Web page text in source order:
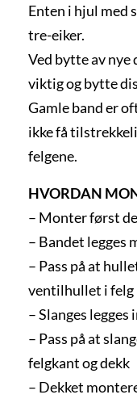
Enten i hjul med
tre-eiker.
Ved bytte av nye
viktig og bytte
Gamle band er
ikke få
felgene.
HVORDAN
– Monter først
– Bandet legges
– Pass på at
ventilhullet i felg
– Slanges
– Pass på at
felgkant og dekk
– Dekket